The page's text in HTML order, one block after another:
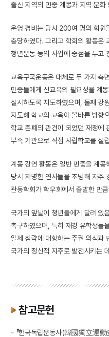
출신 지역의 민중 계몽과 지역 문
운영 경비는 당시 200여 명의 회원
충당하였다. 그리고 학회의 활동은
청년운동 등의 사업에 중점을 두고
교육구국운동은 대체로 두 가지 측
민중들에게 신교육의 필요성을 계
실시하도록 지도하였으며, 둘째 강
지도해 학교의 교육이 올바른 방향
학교 존폐의 관건이 되었던 재정에
부속 기관으로 직접 사립학교를 설
계몽 강연 활동은 일반 민중을 계
당시 저명한 연사들을 초빙해 자주
관동학회가 학우회에서 출발한 만
국가의 앞날이 청년들에게 달려 있
촉구하였으며, 특히 재경 유학생들
일제 침략에 대항하는 주권 의식과
국가의 정신적 지주로 발전시키는
참고문헌
- 『한국독립운동사(韓國獨立運動